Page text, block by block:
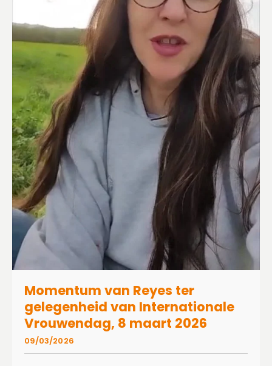
Momentum van Reyes ter
gelegenheid van Internationale
Vrouwendag, 8 maart 2026
09/03/2026